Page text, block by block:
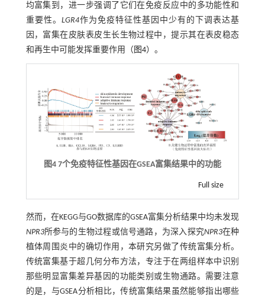
均富集到，进一步强调了它们在免疫反应中的多功能性和
重要性。 LGR4作为免疫特征性基因中少有的下调表达基
因，富集在皮肤表皮生长生物过程中，提示其在表皮稳态
和再生中可能发挥重要作用（ 图4）。
图4 7个免疫特征性基因在GSEA富集结果中的功能
Full size
然而，在KEGG与GO数据库的GSEA富集分析结果中均未发现
NPR3所参与的生物过程或信号通路，为深入探究NPR3在种
植体周围炎中的确切作用，本研究另做了传统富集分析。
传统富集基于超几何分布方法，专注于在两组样本中识别
那些明显富集差异基因的功能类别或生物通路。需要注意
的是，与GSEA分析相比，传统富集结果虽然能够指出哪些